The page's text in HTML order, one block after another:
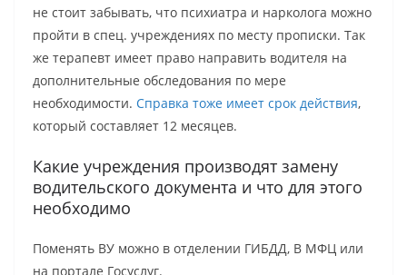
не стоит забывать, что психиатра и нарколога можно
пройти в спец. учреждениях по месту прописки. Так
же терапевт имеет право направить водителя на
дополнительные обследования по мере
необходимости. Справка тоже имеет срок действия,
который составляет 12 месяцев.
Какие учреждения производят замену
водительского документа и что для этого
необходимо
Поменять ВУ можно в отделении ГИБДД, В МФЦ или
на портале Госуслуг.